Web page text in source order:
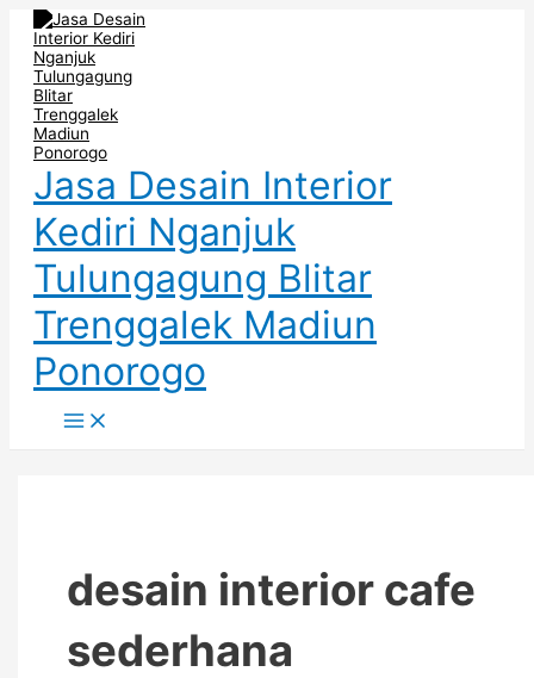
Skip
content
Jasa Desain Interior
Kediri Nganjuk
Tulungagung Blitar
Trenggalek Madiun
Ponorogo
Menu
desain interior cafe
sederhana
DESAIN
INTERIOR
CAFE
KEKINIAN
DI
MOJOKERTO
DESAIN
INTERIOR
CAFE
OUTDOOR
DI
BLITAR
DESAIN
INTERIOR
CAFE
MALANG
TERBAIK
Post
pagination